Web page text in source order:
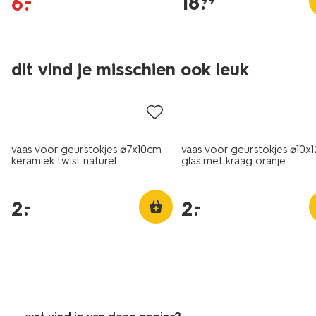
dit vind je misschien ook leuk
laag geprijsd
vaas voor geurstokjes ⌀7x10cm
keramiek twist naturel
2.
–
laag geprijsd
vaas voor geurstokjes
glas met kraag oranje
2.
–